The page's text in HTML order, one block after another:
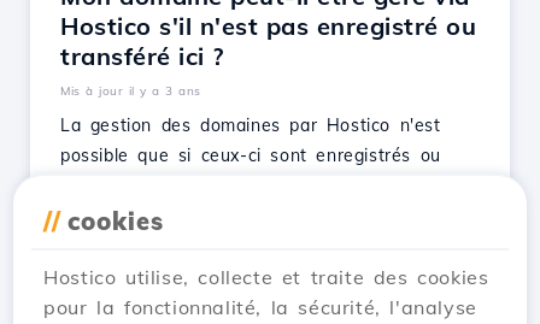
Hostico s'il n'est pas enregistré ou
transféré ici ?
Mis à jour il y a 3 ans
La gestion des domaines par Hostico n'est
possible que si ceux-ci sont enregistrés ou
le fournisseur d'origine.
Voir l'article
// cookies
Hostico utilise, collecte et traite des cookies
pour la fonctionnalité, la sécurité, l'analyse